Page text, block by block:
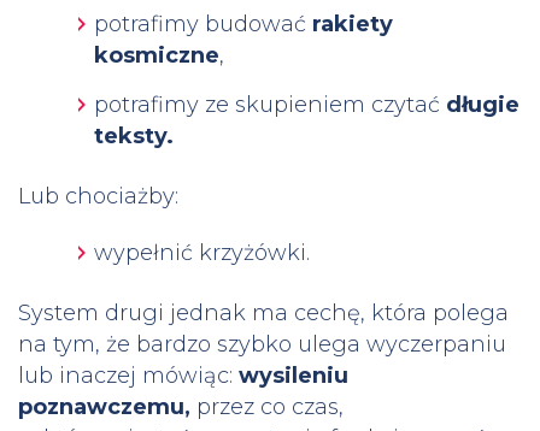
potrafimy budować rakiety
kosmiczne,
potrafimy ze skupieniem czytać długie
teksty.
Lub chociażby:
wypełnić krzyżówki.
System drugi jednak ma cechę, która polega
na tym, że bardzo szybko ulega wyczerpaniu
lub inaczej mówiąc: wysileniu
poznawczemu, przez co czas,